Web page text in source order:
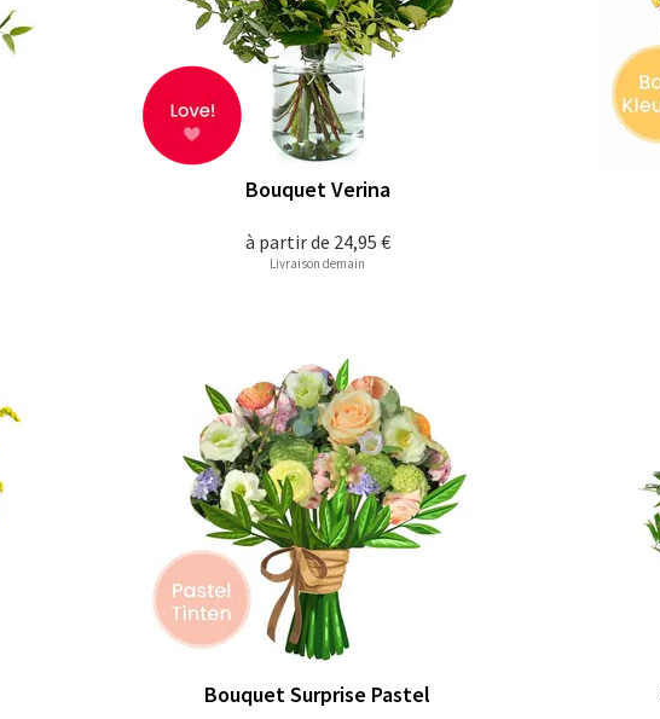
à partir de 24,95 €
Bouquet Verina
Livraison demain
Bouquet Surprise Pastel